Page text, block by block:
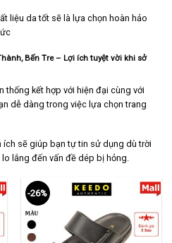
liệu da tốt sẽ là lựa chọn hoàn hảo
Bến Tre – Lợi ích tuyệt vời khi sở
thống kết hợp với hiện đại cùng với
dễ dàng trong việc lựa chọn trang
ích sẽ giúp bạn tự tin sử dụng dù trời
lắng đến vấn đề dép bị hỏng.
-26%